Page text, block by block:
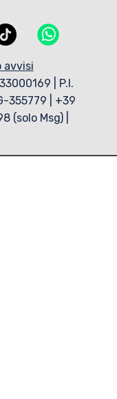
avvisi
| P.I.
355779 | +39
(solo Msg) |